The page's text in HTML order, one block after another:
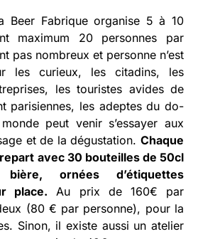
Beer Fabrique organise 5 à 10
maximum 20 personnes par
pas nombreux et personne n’est
les curieux, les citadins, les
les touristes avides de
parisiennes, les adeptes du do-
peut venir s’essayer aux
et de la dégustation. Chaque
avec 30 bouteilles de 50cl
ornées d’étiquettes
place. Au prix de 160€ par
(80 € par personne), pour la
Sinon, il existe aussi un atelier